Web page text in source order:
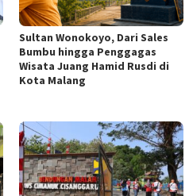
Sultan Wonokoyo, Dari Sales
Bumbu hingga Penggagas
Wisata Juang Hamid Rusdi di
Kota Malang